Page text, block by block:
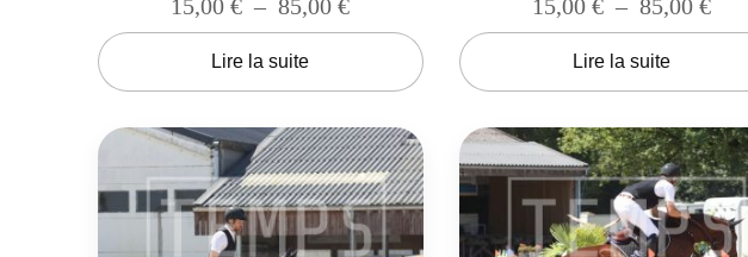
15,00€ – 85,00€
Lire la suite
15,00 € – 85,00 €
Lire la suite